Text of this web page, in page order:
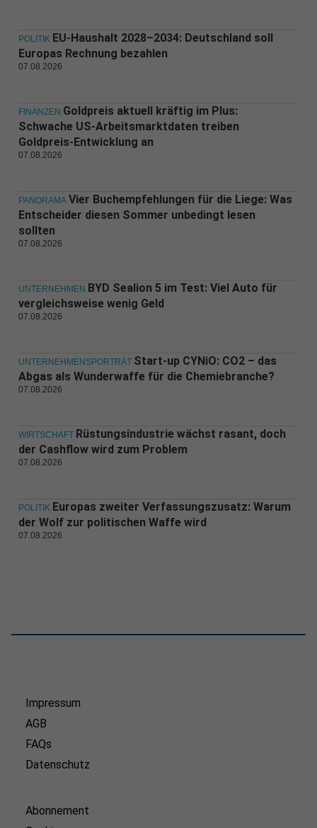
POLITIK EU-Haushalt 2028–2034: Deutschland soll
Europas Rechnung bezahlen
07.08.2026
FINANZEN Goldpreis aktuell kräftig im Plus:
Schwache US-Arbeitsmarktdaten treiben
Goldpreis-Entwicklung an
07.08.2026
PANORAMA Vier Buchempfehlungen für die Liege: Was
Entscheider diesen Sommer unbedingt lesen
sollten
07.08.2026
UNTERNEHMEN BYD Sealion 5 im Test: Viel Auto für
vergleichsweise wenig Geld
07.08.2026
UNTERNEHMENSPORTRÄT Start-up CYNiO: CO2 – das
Abgas als Wunderwaffe für die Chemiebranche?
07.08.2026
WIRTSCHAFT Rüstungsindustrie wächst rasant, doch
der Cashflow wird zum Problem
07.08.2026
POLITIK Europas zweiter Verfassungszusatz: Warum
der Wolf zur politischen Waffe wird
07.08.2026
Impressum
AGB
FAQs
Datenschutz
Abonnement